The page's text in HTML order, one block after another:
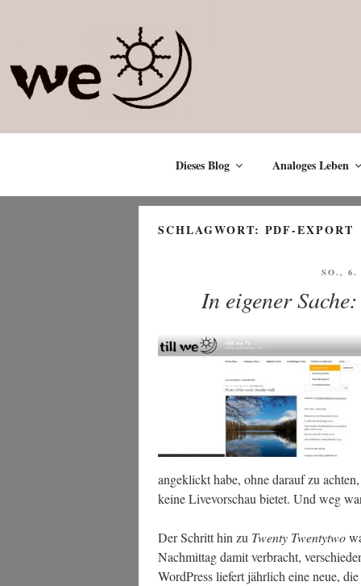
Dieses Blog Analoges Leben
SCHLAGWORT: PDF-EXPORT
SO., 6.
In eigener
ange­klickt habe, ohne dar­auf zu
kei­ne Live­vor­schau bie­tet. Und weg
Der Schritt hin zu Twen­ty Twen­tyt­wo
Nach­mit­tag damit ver­bracht,
Word­Press lie­fert jähr­lich eine neue,